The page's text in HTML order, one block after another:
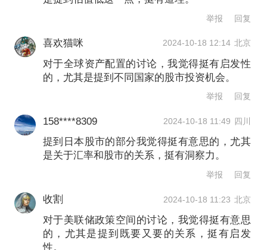
举报 回复
喜欢猫咪 2024-10-18 12:14 北京
对于全球资产配置的讨论，我觉得挺有启发性
的，尤其是提到不同国家的股市投资机会。
举报 回复
158****8309 2024-10-18 11:49 四川
提到日本股市的部分我觉得挺有意思的，尤其
是关于汇率和股市的关系，挺有洞察力。
举报 回复
收割 2024-10-18 11:23 北京
对于美联储政策空间的讨论，我觉得挺有意思
的，尤其是提到既要又要的关系，挺有启发
性。